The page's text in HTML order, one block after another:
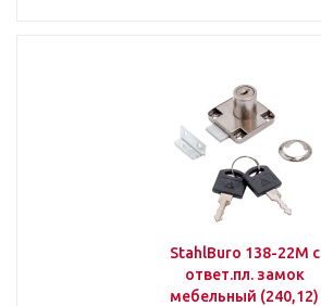
StahlBuro 138-22М с
ответ.пл. замок
мебельный (240,12)